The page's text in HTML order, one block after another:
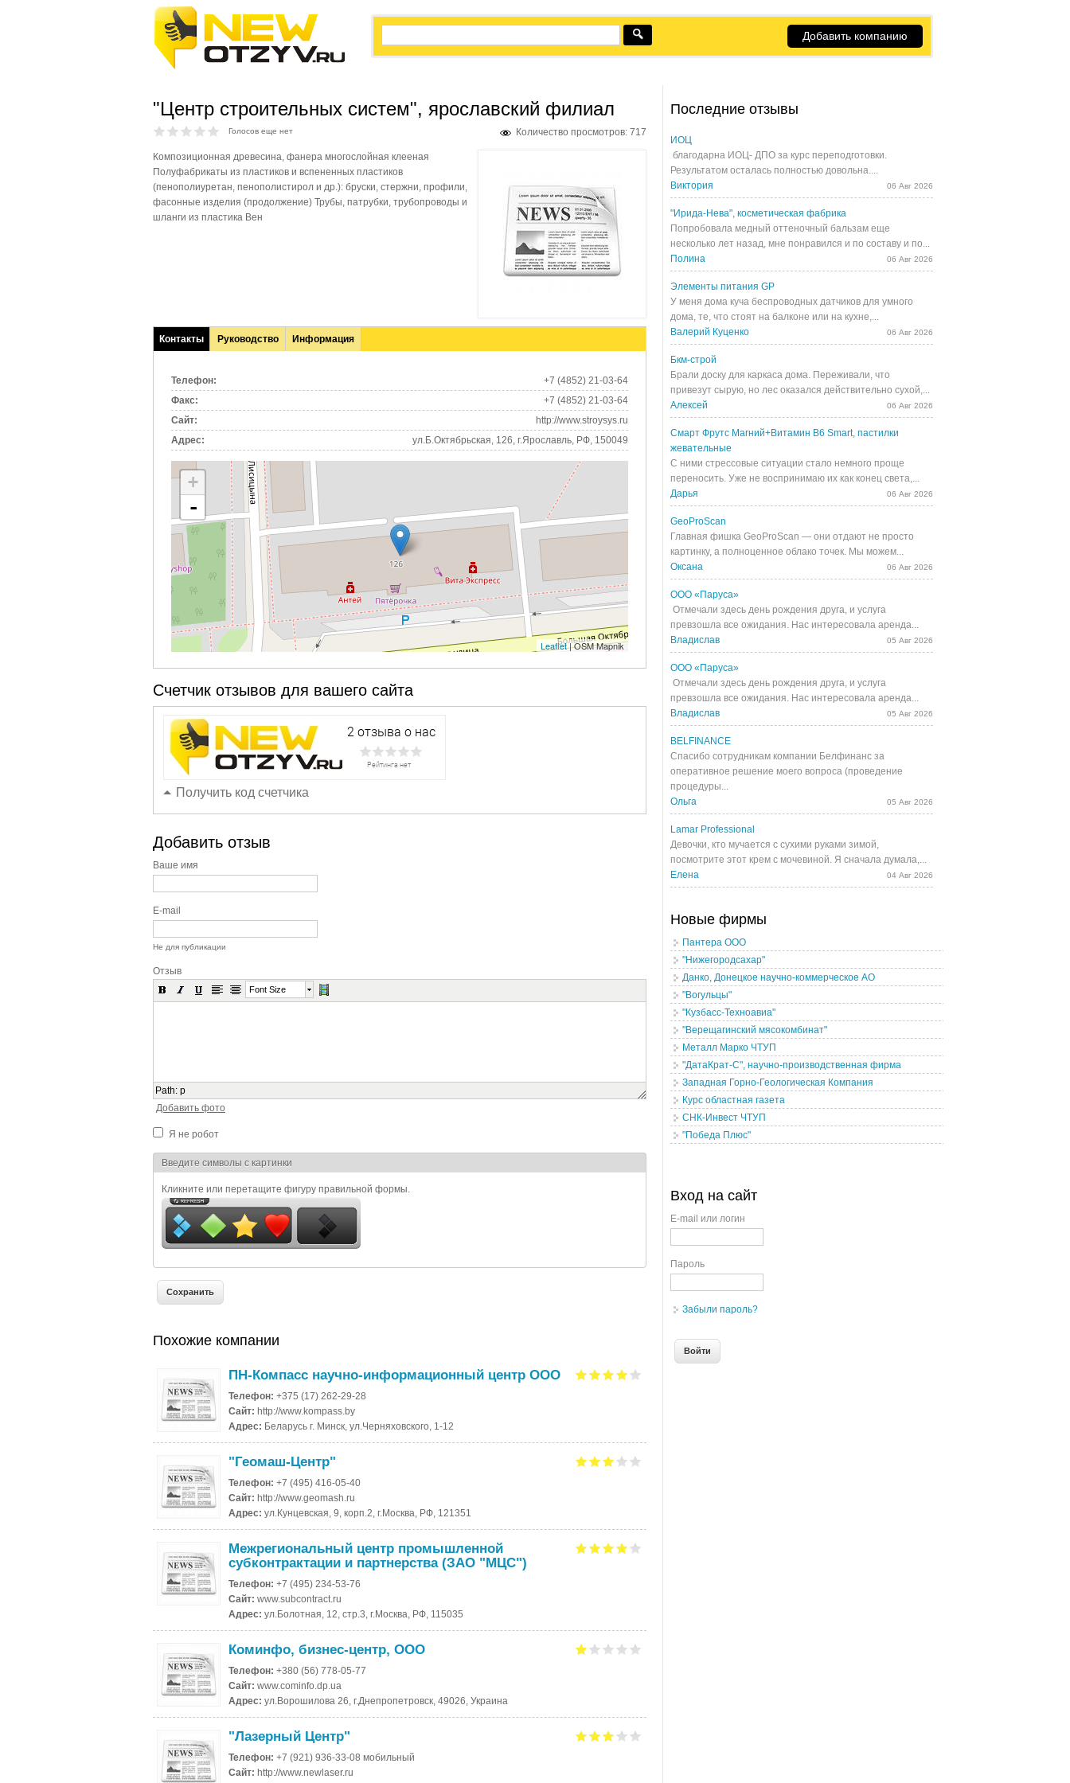
Добавить компанию
"Центр строительных систем", ярославский филиал
Количество просмотров: 717
Голосов еще нет
Композиционная древесина, фанера многослойная клееная
Полуфабрикаты из пластиков и вспененных пластиков
(пенополиуретан, пенополистирол и др.): бруски, стержни, профили,
фасонные изделия (продолжение) Трубы, патрубки, трубопроводы и
шланги из пластика Вен
Контакты
(активная
Руководство Информация
Телефон:
+7 (4852) 21-03-64
Факс:
+7 (4852) 21-03-64
Сайт:
http://www.stroysys.ru
Адрес:
ул.Б.Октябрьская, 126, г.Ярославль, РФ, 150049
+
-
Leaflet| OSM Mapnik
Счетчик отзывов для вашего сайта
Получить код счетчика
Добавить отзыв
Ваше имя
E-mail
Не для публикации
Отзыв
Font Size
Path: p
Добавить фото
Я не робот
Я спамер
Введите символы с картинки
Кликните или перетащите фигуру правильной формы.
Похожие компании
ПН-Компасс научно-информационный центр ООО
Телефон: +375 (17) 262-29-28
Сайт: http://www.kompass.by
Адрес: Беларусь г. Минск, ул.Черняховского, 1-12
"Геомаш-Центр"
Телефон: +7 (495) 416-05-40
Сайт: http://www.geomash.ru
Адрес: ул.Кунцевская, 9, корп.2, г.Москва, РФ, 121351
Межрегиональный центр промышленной
субконтрактации и партнерства (ЗАО "МЦС")
Телефон: +7 (495) 234-53-76
Сайт: www.subcontract.ru
Адрес: ул.Болотная, 12, стр.3, г.Москва, РФ, 115035
Коминфо, бизнес-центр, ООО
Телефон: +380 (56) 778-05-77
Сайт: www.cominfo.dp.ua
Адрес: ул.Ворошилова 26, г.Днепропетровск, 49026, Украина
"Лазерный Центр"
Телефон: +7 (921) 936-33-08 мобильный
Сайт: http://www.newlaser.ru
Последние отзывы
ИОЦ
благодарна ИОЦ- ДПО за курс переподготовки.
Результатом осталась полностью довольна....
Виктория
06 Авг 2026
"Ирида-Нева", косметическая фабрика
Попробовала медный оттеночный бальзам еще
несколько лет назад, мне понравился и по составу и по...
Полина
06 Авг 2026
Элементы питания GP
У меня дома куча беспроводных датчиков для умного
дома, те, что стоят на балконе или на кухне,...
Валерий Куценко
06 Авг 2026
Бкм-строй
Брали доску для каркаса дома. Переживали, что
привезут сырую, но лес оказался действительно сухой,...
Алексей
06 Авг 2026
Смарт Фрутс Магний+Витамин В6 Smart, пастилки
жевательные
С ними стрессовые ситуации стало немного проще
переносить. Уже не воспринимаю их как конец света,...
Дарья
06 Авг 2026
GeoProScan
Главная фишка GeoProScan — они отдают не просто
картинку, а полноценное облако точек. Мы можем...
Оксана
06 Авг 2026
ООО «Паруса»
Отмечали здесь день рождения друга, и услуга
превзошла все ожидания. Нас интересовала аренда...
Владислав
05 Авг 2026
ООО «Паруса»
Отмечали здесь день рождения друга, и услуга
превзошла все ожидания. Нас интересовала аренда...
Владислав
05 Авг 2026
BELFINANCE
Спасибо сотрудникам компании Белфинанс за
оперативное решение моего вопроса (проведение
процедуры...
Ольга
05 Авг 2026
Lamar Professional
Девочки, кто мучается с сухими руками зимой,
посмотрите этот крем с мочевиной. Я сначала думала,...
Елена
04 Авг 2026
Новые фирмы
Пантера ООО
"Нижегородсахар"
Данко, Донецкое научно-коммерческое АО
"Вогульцы"
"Кузбасс-Техноавиа"
"Верещагинский мясокомбинат"
Металл Марко ЧТУП
"ДатаКрат-С", научно-производственная фирма
Западная Горно-Геологическая Компания
Курс областная газета
СНК-Инвест ЧТУП
"Победа Плюс"
Вход на сайт
E-mail или логин
Пароль
Забыли пароль?